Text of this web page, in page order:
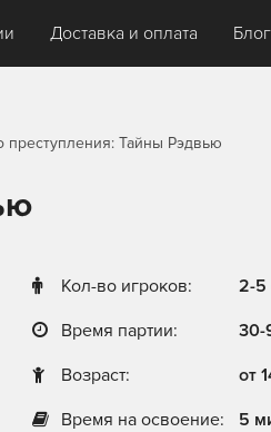
Доставка и оплата Блог
преступления: Тайны Рэдвью
Кол-во игроков: 2-5
Время партии:
30-
Возраст:
от
Время на освоение:
5